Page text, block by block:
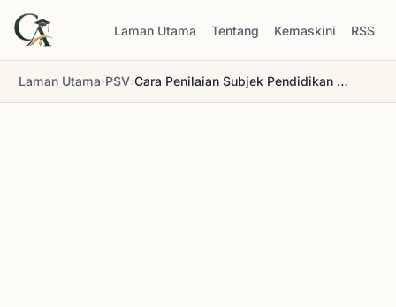
Laman Utama Tentang Kemaskini RSS
Laman Utama›PSV› Cara Penilaian Subjek Pendidikan Seni Visual (PSV)